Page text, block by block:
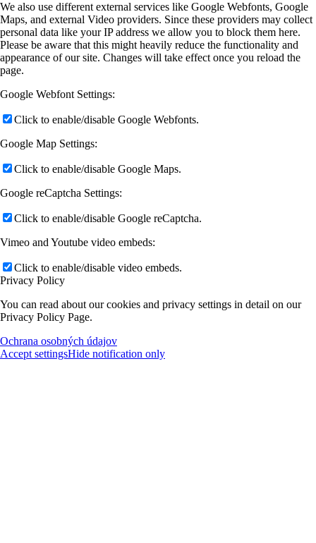
We also use different external services like Google Webfonts, Google
Maps, and external Video providers. Since these providers may collect
personal data like your IP address we allow you to block them here.
Please be aware that this might heavily reduce the functionality and
appearance of our site. Changes will take effect once you reload the
page.
Google Webfont Settings:
Click to enable/disable Google Webfonts.
Google Map Settings:
Click to enable/disable Google Maps.
Google reCaptcha Settings:
Click to enable/disable Google reCaptcha.
Vimeo and Youtube video embeds:
Click to enable/disable video embeds.
Privacy Policy
You can read about our cookies and privacy settings in detail on our
Privacy Policy Page.
Ochrana osobných údajov
Accept settingsHide notification only